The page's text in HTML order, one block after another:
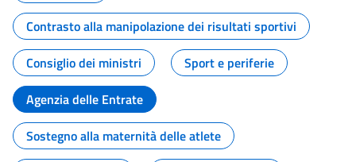
Contrasto alla manipolazione dei risultati sportivi
Consiglio dei ministri
Sport e periferie
Agenzia delle Entrate
Sostegno alla maternità delle atlete